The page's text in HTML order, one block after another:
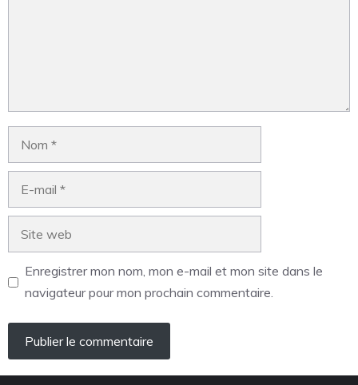
Enregistrer mon nom, mon e-mail et mon site dans le
navigateur pour mon prochain commentaire.